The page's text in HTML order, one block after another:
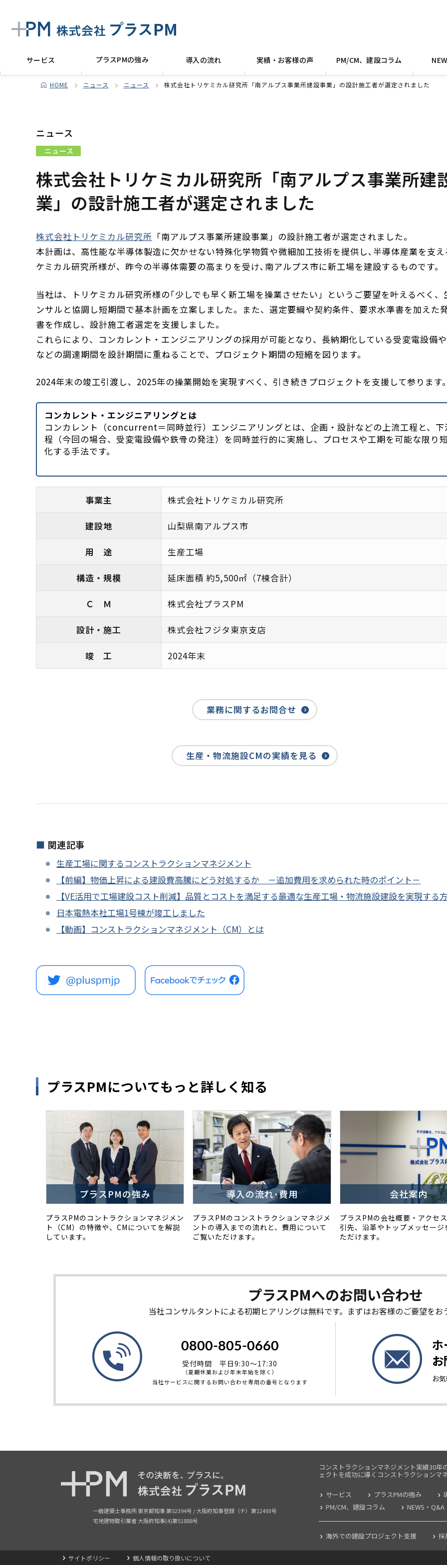
サービス プラスPMの強み 導入の流れ 実績・お客様の声 PM/CM、建設コラム
HOME ニュース ニュース 株式会社トリケミカル研究所「南アルプス事業所建設事業」の設計施工者が選定されました
ニュース
ニュース
株式会社トリケミカル研究所「南アルプス事業所建
業」の設計施工者が選定されました
株式会社トリケミカル研究所 「南アルプス事業所建設事業」の設計施工者が選定されました。
本計画は、高性能な半導体製造に欠かせない特殊化学物質や微細加工技術を提供し､半導体産業を支
ケミカル研究所様が、昨今の半導体需要の高まりを受け､南アルプス市に新工場を建設するものです。
当社は、トリケミカル研究所様の｢少しでも早く新工場を操業させたい」というご要望を叶えるべく、
ンサルと協調し短期間で基本計画を立案しました。また、選定要綱や契約条件、要求水準書を加えた
書を作成し、設計施工者選定を支援しました。
これらにより、コンカレント・エンジニアリングの採用が可能となり、長納期化している受変電設備
などの調達期間を設計期間に重ねることで、プロジェクト期間の短縮を図ります。
2024年末の竣工引渡し、2025年の操業開始を実現すべく、引き続きプロジェクトを支援して参ります
コンカレント・エンジニアリングとは
コンカレント（concurrent＝同時並行）エンジニアリングとは、企画・設計などの上流工程と、下
程（今回の場合、受変電設備や鉄骨の発注）を同時並行的に実施し、プロセスや工期を可能な限り
化する手法です。
事業主 株式会社トリケミカル研究所
建設地 山梨県南アルプス市
用 途 生産工場
構造・規模 延床面積 約5,500㎡（7棟合計）
Ｃ Ｍ 株式会社プラスPM
設計・施工 株式会社フジタ東京支店
竣 工 2024年末
業務に関するお問合せ
生産・物流施設CMの実績を見る
関連記事
生産工場に関するコンストラクションマネジメント
【前編】物価上昇による建設費高騰にどう対処するか －追加費用を求められた時のポイント－
【VE活用で工場建設コスト削減】品質とコストを満足する最適な生産工場・物流施設建設を実現する
日本電熱本社工場1号棟が竣工しました
【動画】コンストラクションマネジメント（CM）とは
プラスPMについてもっと詳しく知る
プラスPMの強み
プラスPMのコントラクションマネジメン
ト（CM）の特徴や、CMについてを解説
しています。
導入の流れ･費用
プラスPMのコンストラクションマネジメ
ントの導入までの流れと、費用について
ご覧いただけます。
会社案内
プラスPMの会社概要・アクセ
引先、沿革やトップメッセージ
ただけます。
プラスPMへのお問い合わせ
当社コンサルタントによる初期ヒアリングは無料です。まずはお客様のご要望をお
0800-805-0660
受付時間 平日9:30～17:30
（夏期休業および年末年始を除く）
当社サービスに関するお問い合わせ専用の番号となります
お
一級建築士事務所 東京都知事 第52394号 /大阪府知事登録（チ）第12493号
宅地建物取引業者 大阪府知事(4)第51888号
コンストラクションマネジメント実績30
ェクトを成功に導くコンストラクションマ
サービス プラスPMの強み
PM/CM、建設コラム
NEWS・Q&A
海外での建設プロジェクト支援 採
サイトポリシー 個人情報の取り扱いについて